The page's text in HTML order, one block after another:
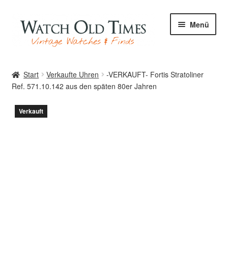
Zur
Navigation
springen
Zum
Inhalt
springen
Menü
Uhren
Start Verkaufte Uhren
-VERKAUFT- Fortis Stratoliner
Ref. 571.10.142 aus den späten 80er Jahren
Verkauft